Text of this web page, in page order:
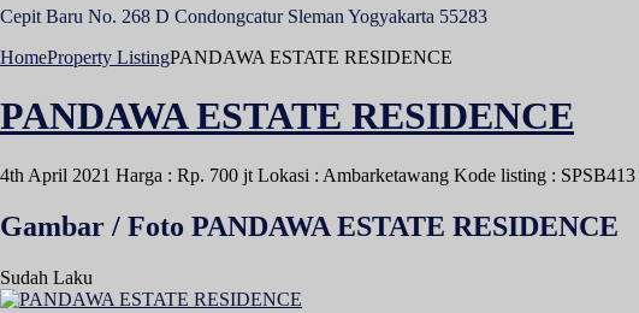
Cepit Baru No. 268 D Condongcatur Sleman Yogyakarta 55283
HomeProperty ListingPANDAWA ESTATE RESIDENCE
PANDAWA ESTATE RESIDENCE
4th April 2021 Harga : Rp. 700 jt Lokasi : Ambarketawang Kode listing : SPSB413
Gambar / Foto PANDAWA ESTATE RESIDENCE
Sudah Laku